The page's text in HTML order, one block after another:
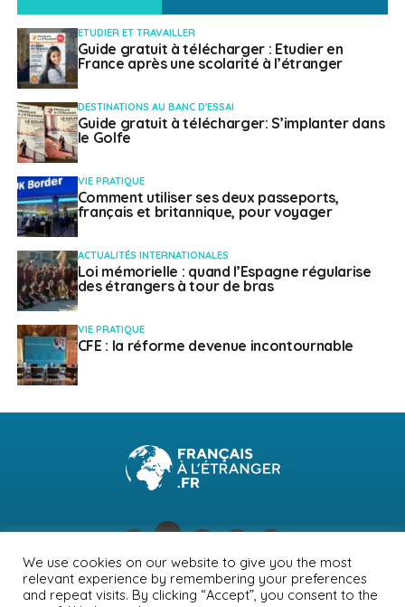
ETUDIER ET TRAVAILLER
Guide gratuit à télécharger : Etudier en
France après une scolarité à l’étranger
DESTINATIONS AU BANC D'ESSAI
Guide gratuit à télécharger: S’implanter dans
le Golfe
VIE PRATIQUE
Comment utiliser ses deux passeports,
français et britannique, pour voyager
ACTUALITÉS INTERNATIONALES
Loi mémorielle : quand l’Espagne régularise
des étrangers à tour de bras
VIE PRATIQUE
CFE : la réforme devenue incontournable
NEWSLETTER PUBLICITÉ CONTACTS MENTIONS LÉGALES
We use cookies on our website to give you the most
relevant experience by remembering your preferences
and repeat visits. By clicking “Accept”, you consent to the